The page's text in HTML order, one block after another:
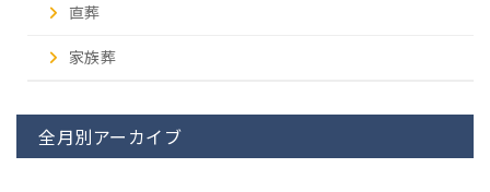
直葬
家族葬
全月別アーカイブ